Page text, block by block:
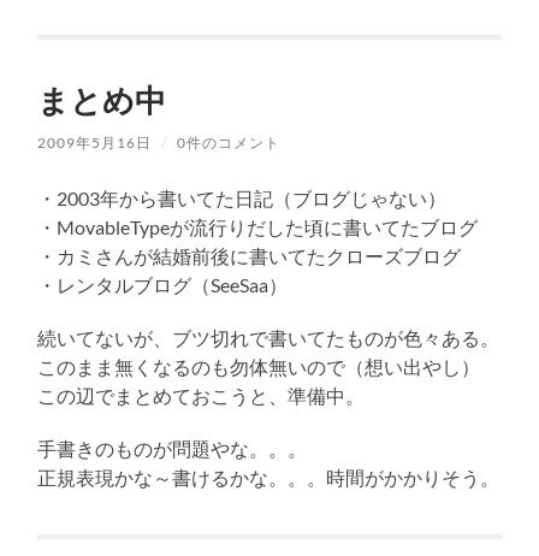
まとめ中
2009年5月16日 / 0件のコメント
・2003年から書いてた日記（ブログじゃない）
・MovableTypeが流行りだした頃に書いてたブログ
・カミさんが結婚前後に書いてたクローズブログ
・レンタルブログ（SeeSaa）
続いてないが、ブツ切れで書いてたものが色々ある。
このまま無くなるのも勿体無いので（想い出やし）
この辺でまとめておこうと、準備中。
手書きのものが問題やな。。。
正規表現かな～書けるかな。。。時間がかかりそう。